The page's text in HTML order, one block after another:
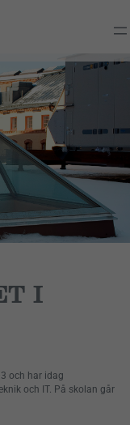
I
och har idag
och IT. På skolan går